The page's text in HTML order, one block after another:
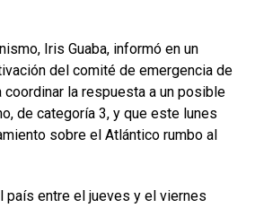
Iris Guaba, informó en un
del comité de emergencia de
coordinar la respuesta a un posible
de categoría 3, y que este lunes
sobre el Atlántico rumbo al
país entre el jueves y el viernes